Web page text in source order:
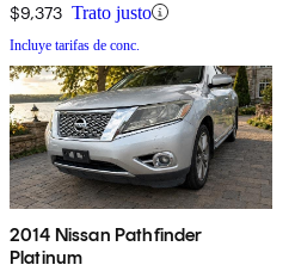
$9,373 Trato justo
Incluye tarifas de conc.
2014 Nissan Pathfinder
Platinum